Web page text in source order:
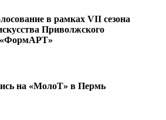
в рамках VII сезона
Приволжского
«ФормАРТ»
на «МолоТ» в Пермь